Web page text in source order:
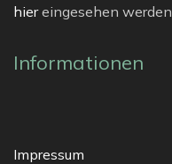
hiereingesehen werden.
Informationen
Impressum